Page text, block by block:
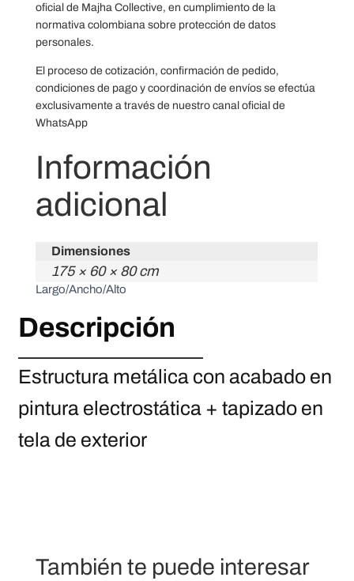
oficial de Majha Collective, en cumplimiento de la
normativa colombiana sobre protección de datos
personales.
El proceso de cotización, confirmación de pedido,
condiciones de pago y coordinación de envíos se efectúa
exclusivamente a través de nuestro canal oficial de
WhatsApp
Información
adicional
Dimensiones
175 × 60 × 80 cm
Largo/Ancho/Alto
Descripción
Estructura metálica con acabado en
pintura electrostática + tapizado en
tela de exterior
También te puede interesar